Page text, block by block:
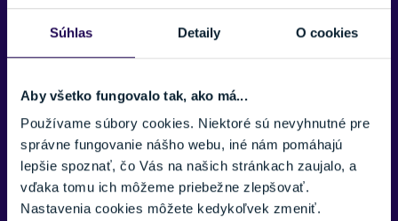
Súhlas Detaily O cookies
Aby všetko fungovalo tak, ako má...
Používame súbory cookies. Niektoré sú nevyhnutné pre
správne fungovanie nášho webu, iné nám pomáhajú
lepšie spoznať, čo Vás na našich stránkach zaujalo, a
vďaka tomu ich môžeme priebežne zlepšovať.
Nastavenia cookies môžete kedykoľvek zmeniť.
VETRANIE
MOŽNOSŤ NASTAVENIA VEĽKOSTI
Áno
VISOR / OCHRANNÝ ŠTÍT
Áno
FARBA
Čierna, Ružová, Žltá
Zobraziť viac